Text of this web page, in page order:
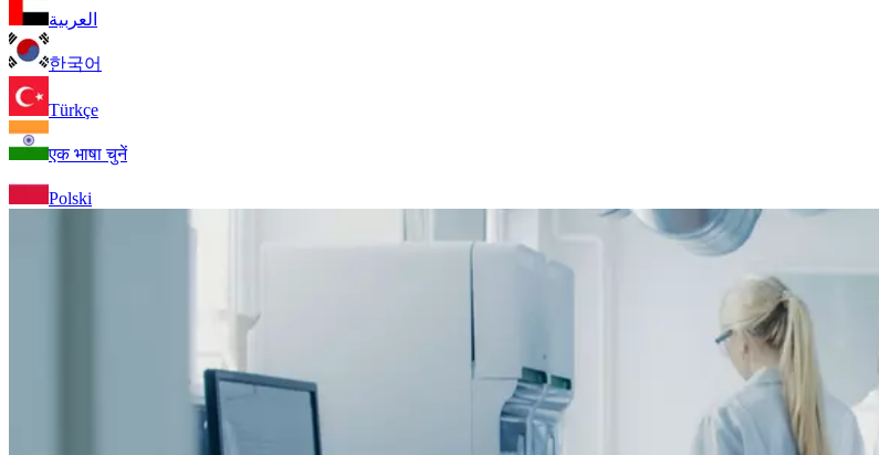
العربية
한국어
Türkçe
एक भाषा चुनें
Polski